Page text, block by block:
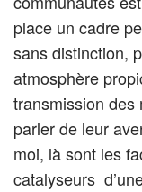
place un cadre
sans distinction,
atmosphère
transmission des
parler de leur
moi, là sont les
catalyseurs